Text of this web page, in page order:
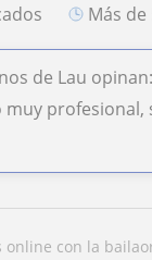
más
de Lau opinan:
profesional,
online con la